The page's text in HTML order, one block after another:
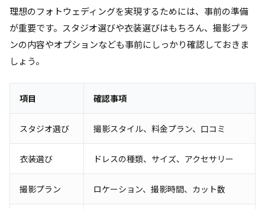
理想のフォトウェディングを実現するためには、事前の準備
が重要です。スタジオ選びや衣装選びはもちろん、撮影プラ
ンの内容やオプションなども事前にしっかり確認しておきま
しょう。
項目 確認事項
スタジオ選び 撮影スタイル、料金プラン、口コミ
衣装選び ドレスの種類、サイズ、アクセサリー
撮影プラン ロケーション、撮影時間、カット数